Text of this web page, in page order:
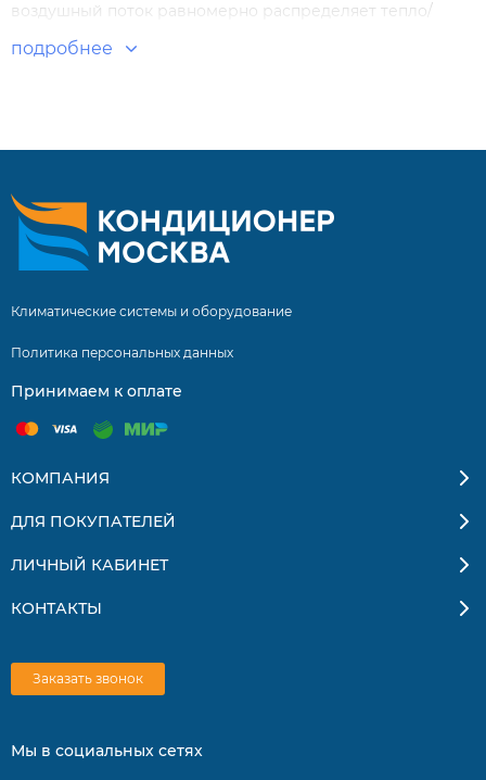
воздушный поток равномерно распределяет тепло/
холод по комнатам. К числу рабочих функций и режимов
Голосовой помощник Алиса.
Функция Steri Clean 56 °C.
Функция Self Clean (внутренний блок).
Антибактериальный фильтр.
Ag+ покрытие испарителя.
Комфортный сон.
Объемный воздушный поток.
Режим Intelligent Air.
Режим Turbo.
подробнее
Климатические системы и оборудование
Политика персональных данных
Принимаем к оплате
КОМПАНИЯ
ДЛЯ ПОКУПАТЕЛЕЙ
ЛИЧНЫЙ КАБИНЕТ
КОНТАКТЫ
Заказать звонок
Мы в социальных сетях